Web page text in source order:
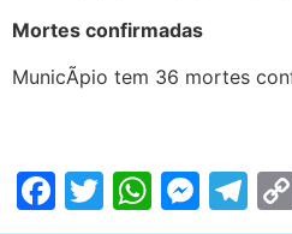
Mortes confirmadas
MunicÃ­pio tem 36 mortes
Facebook
Twitter